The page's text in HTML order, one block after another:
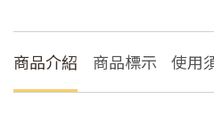
商品介紹 商品標示 使用